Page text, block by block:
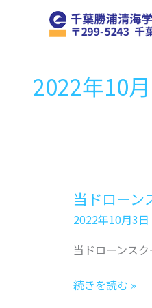
2022年10月
当ドローン
2022年10月3日
当ドローンス
当
続きを読む »